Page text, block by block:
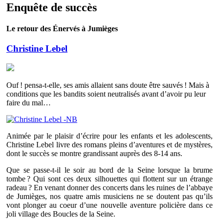
Enquête de succès
Le retour des Énervés à Jumièges
Christine Lebel
Ouf ! pensa-t-elle, ses amis allaient sans doute être sauvés ! Mais à
conditions que les bandits soient neutralisés avant d’avoir pu leur
faire du mal…
Animée par le plaisir d’écrire pour les enfants et les adolescents,
Christine Lebel livre des romans pleins d’aventures et de mystères,
dont le succès se montre grandissant auprès des 8-14 ans.
Que se passe-t-il le soir au bord de la Seine lorsque la brume
tombe ? Qui sont ces deux silhouettes qui flottent sur un étrange
radeau ? En venant donner des concerts dans les ruines de l’abbaye
de Jumièges, nos quatre amis musiciens ne se doutent pas qu’ils
vont plonger au coeur d’une nouvelle aventure policière dans ce
joli village des Boucles de la Seine.